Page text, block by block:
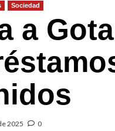
Sociedad
a
2025 0